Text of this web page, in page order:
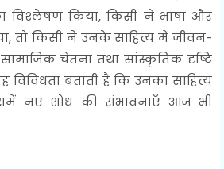
विश्लेषण किया, किसी ने भाषा और
तो किसी ने उनके साहित्य में जीवन-
सामाजिक चेतना तथा सांस्कृतिक दृष्टि
विविधता बताती है कि उनका साहित्य
नए शोध की संभावनाएँ आज भी